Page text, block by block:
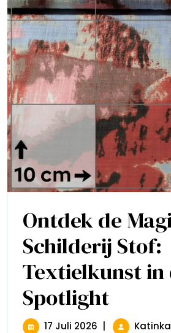
Ontdek de
Schilderij Stof:
Textielkunst in
SpotlightDe
Van
17 Juli 2026 17|